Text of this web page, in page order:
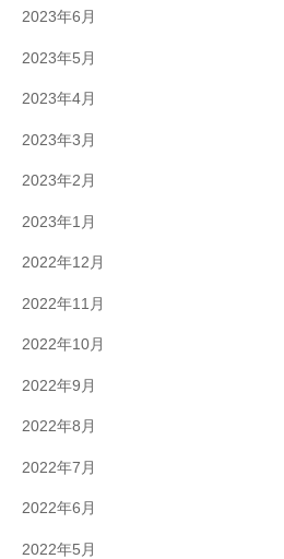
2023年6月
2023年5月
2023年4月
2023年3月
2023年2月
2023年1月
2022年12月
2022年11月
2022年10月
2022年9月
2022年8月
2022年7月
2022年6月
2022年5月